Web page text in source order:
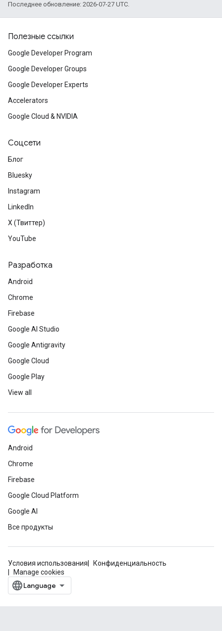
Последнее обновление: 2026-07-27 UTC.
Полезные ссылки
Google Developer Program
Google Developer Groups
Google Developer Experts
Accelerators
Google Cloud & NVIDIA
Соцсети
Блог
Bluesky
Instagram
LinkedIn
X (Твиттер)
YouTube
Разработка
Android
Chrome
Firebase
Google AI Studio
Google Antigravity
Google Cloud
Google Play
View all
Android
Chrome
Firebase
Google Cloud Platform
Google AI
Все продукты
Условия использования
Конфиденциальность
Manage cookies